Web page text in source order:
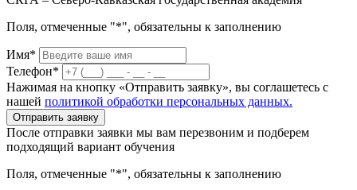
Поля, отмеченные "*", обязательны к заполнению
Имя*
Телефон*
Нажимая на кнопку «Отправить заявку», вы соглашетесь с
нашей политикой обработки персональных данных.
Отправить заявку
После отправки заявки мы вам перезвоним и подберем
подходящий вариант обучения
Поля, отмеченные "*", обязательны к заполнению